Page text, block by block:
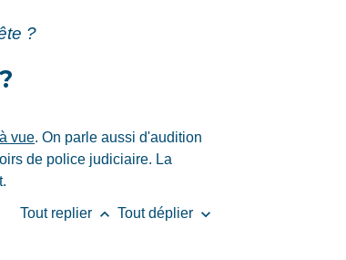
?
vue. On parle aussi d'audition
de police judiciaire. La
Tout replier keyboard_arrow_up Tout déplier keyboard_arrow_down